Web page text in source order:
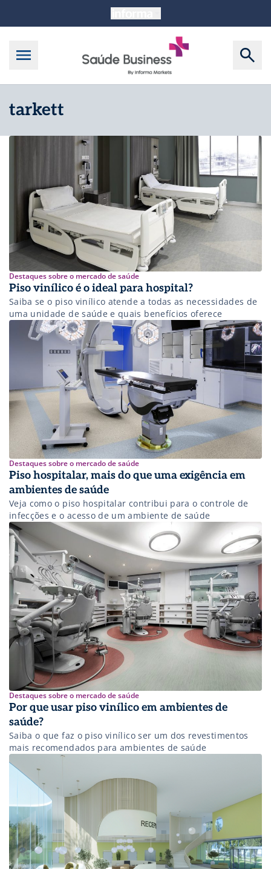
tarkett
Destaques sobre o mercado de saúde
Piso vinílico é o ideal para hospital?
Saiba se o piso vinílico atende a todas as necessidades de
uma unidade de saúde e quais benefícios oferece
Destaques sobre o mercado de saúde
Piso hospitalar, mais do que uma exigência em
ambientes de saúde
Veja como o piso hospitalar contribui para o controle de
infecções e o acesso de um ambiente de saúde
Destaques sobre o mercado de saúde
Por que usar piso vinílico em ambientes de
saúde?
Saiba o que faz o piso vinílico ser um dos revestimentos
mais recomendados para ambientes de saúde